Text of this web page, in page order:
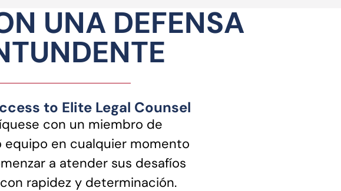
UNA DEFENSA
to Elite Legal Counsel
con un miembro de
equipo en cualquier momento
a atender sus desafíos
rapidez y determinación.